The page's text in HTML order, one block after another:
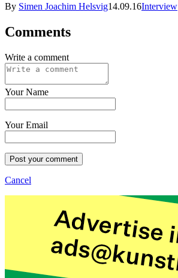
By Simen Joachim Helsvig14.09.16Interview
Comments
Write a comment
Your Name
Your Email
Post your comment
Cancel